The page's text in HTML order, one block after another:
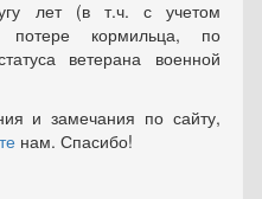
лет (в т.ч. с учетом
потере кормильца, по
ветерана военной
и замечания по сайту,
нам. Спасибо!